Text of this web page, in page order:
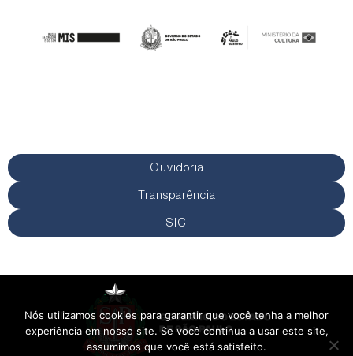
Ouvidoria
Transparência
SIC
Nós utilizamos cookies para garantir que você tenha a melhor
experiência em nosso site. Se você continua a usar este site,
assumimos que você está satisfeito.